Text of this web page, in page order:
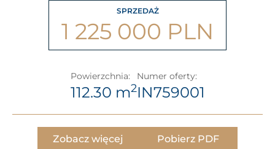
SPRZEDAŻ
1 225 000 PLN
Powierzchnia:
112.30 m2
Numer oferty:
IN759001
Zobacz więcej Pobierz PDF